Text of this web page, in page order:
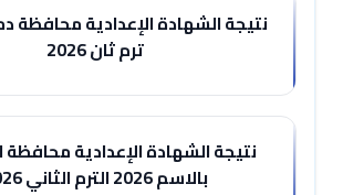
ترم ثان 2026
نتيجة الشهادة الإعدادية محافظة
بالاسم 2026 الترم الثاني 2026